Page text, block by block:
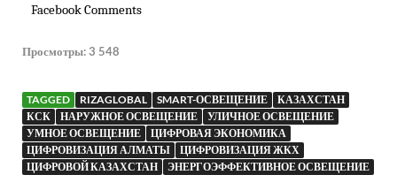
Facebook Comments
Просмотры:3 548
TAGGED RIZAGLOBAL SMART-ОСВЕЩЕНИЕ
КАЗАХСТАН
КСК
НАРУЖНОЕ ОСВЕЩЕНИЕ
УЛИЧНОЕ ОСВЕЩЕНИЕ
УМНОЕ ОСВЕЩЕНИЕ
ЦИФРОВАЯ ЭКОНОМИКА
ЦИФРОВИЗАЦИЯ АЛМАТЫ
ЦИФРОВИЗАЦИЯ ЖКХ
ЦИФРОВОЙ КАЗАХСТАН
ЭНЕРГОЭФФЕКТИВНОЕ ОСВЕЩЕНИЕ